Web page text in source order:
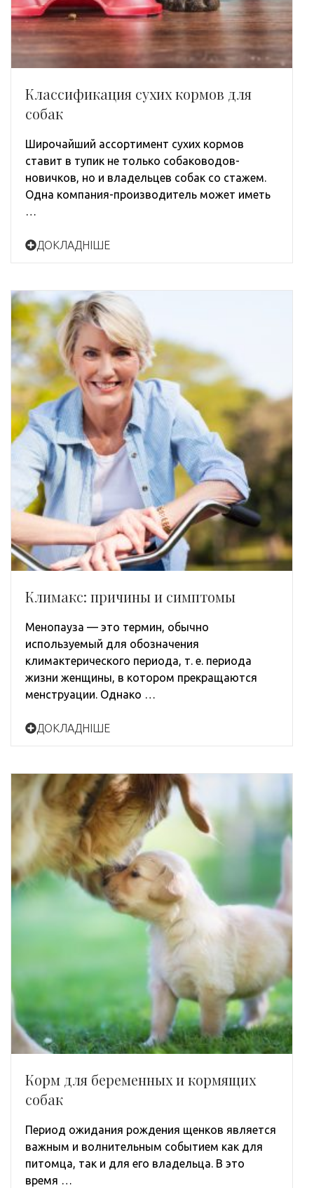
Классификация сухих кормов для
собак
Широчайший ассортимент сухих кормов
ставит в тупик не только собаководов-
новичков, но и владельцев собак со стажем.
Одна компания-производитель может иметь
ДОКЛАДНІШЕ
Климакс: причины и симптомы
Менопауза — это термин, обычно
используемый для обозначения
климактерического периода, т. е. периода
жизни женщины, в котором прекращаются
менструации. Однако …
ДОКЛАДНІШЕ
Корм для беременных и кормящих
собак
Период ожидания рождения щенков является
важным и волнительным событием как для
питомца, так и для его владельца. В это
время …